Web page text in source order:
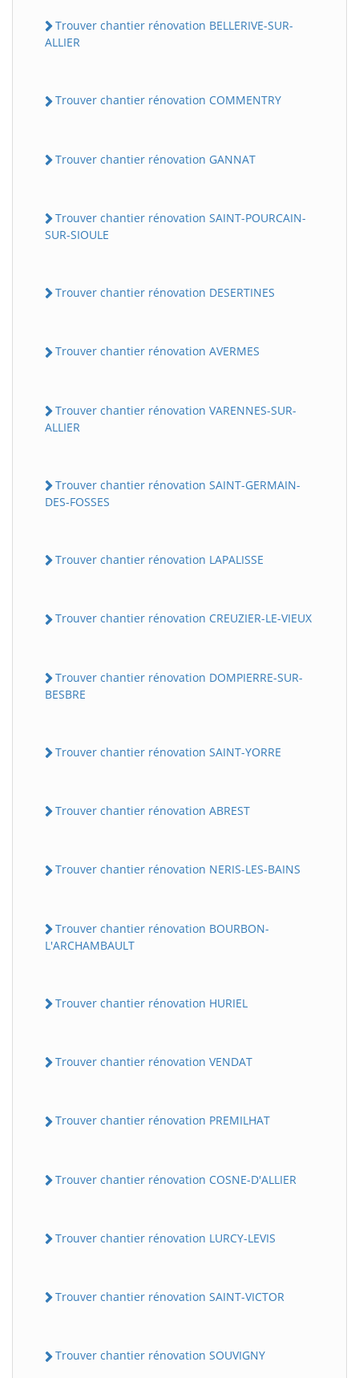
Trouver chantier rénovation BELLERIVE-SUR-
ALLIER
Trouver chantier rénovation COMMENTRY
Trouver chantier rénovation GANNAT
Trouver chantier rénovation SAINT-POURCAIN-
SUR-SIOULE
Trouver chantier rénovation DESERTINES
Trouver chantier rénovation AVERMES
Trouver chantier rénovation VARENNES-SUR-
ALLIER
Trouver chantier rénovation SAINT-GERMAIN-
DES-FOSSES
Trouver chantier rénovation LAPALISSE
Trouver chantier rénovation CREUZIER-LE-VIEUX
Trouver chantier rénovation DOMPIERRE-SUR-
BESBRE
Trouver chantier rénovation SAINT-YORRE
Trouver chantier rénovation ABREST
Trouver chantier rénovation NERIS-LES-BAINS
Trouver chantier rénovation BOURBON-
L'ARCHAMBAULT
Trouver chantier rénovation HURIEL
Trouver chantier rénovation VENDAT
Trouver chantier rénovation PREMILHAT
Trouver chantier rénovation COSNE-D'ALLIER
Trouver chantier rénovation LURCY-LEVIS
Trouver chantier rénovation SAINT-VICTOR
Trouver chantier rénovation SOUVIGNY